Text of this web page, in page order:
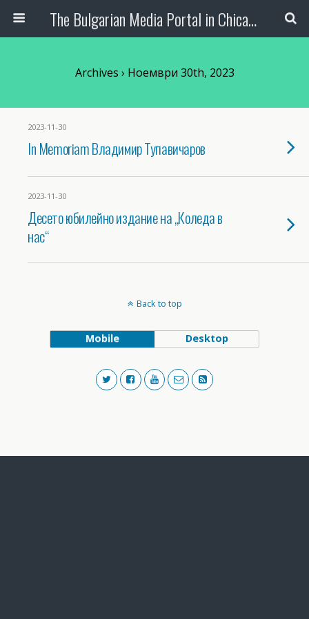
The Bulgarian Media Portal in Chicago
Archives › Ноември 30th, 2023
2023-11-30
In Memoriam Владимир Тупавичаров
2023-11-30
Десето юбилейно издание на „Коледа в
нас“
Back to top
Mobile Desktop